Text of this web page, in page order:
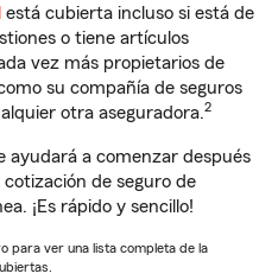
está cubierta incluso si está de
o tiene artículos
vez más propietarios de
su compañía de seguros
otra aseguradora.2
ayudará a comenzar después
de seguro de
¡Es rápido y sencillo!
para ver una lista completa de la